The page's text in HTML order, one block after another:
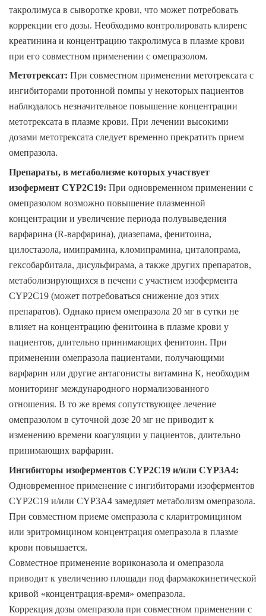
такролимуса в сыворотке крови, что может потребовать
коррекции его дозы. Необходимо контролировать клиренс
креатинина и концентрацию такролимуса в плазме крови
при его совместном применении с омепразолом.
Метотрексат: При совместном применении метотрексата с
ингибиторами протонной помпы у некоторых пациентов
наблюдалось незначительное повышение концентрации
метотрексата в плазме крови. При лечении высокими
дозами метотрексата следует временно прекратить прием
омепразола.
Препараты, в метаболизме которых участвует
изофермент CYP2C19: При одновременном применении с
омепразолом возможно повышение плазменной
концентрации и увеличение периода полувыведения
варфарина (R-варфарина), диазепама, фенитоина,
цилостазола, имипрамина, кломипрамина, циталопрама,
гексобарбитала, дисульфирама, а также других препаратов,
метаболизирующихся в печени с участием изофермента
CYP2C19 (может потребоваться снижение доз этих
препаратов). Однако прием омепразола 20 мг в сутки не
влияет на концентрацию фенитоина в плазме крови у
пациентов, длительно принимающих фенитоин. При
применении омепразола пациентами, получающими
варфарин или другие антагонисты витамина К, необходим
мониторинг международного нормализованного
отношения. В то же время сопутствующее лечение
омепразолом в суточной дозе 20 мг не приводит к
изменению времени коагуляции у пациентов, длительно
принимающих варфарин.
Ингибиторы изоферментов CYP2C19 и/или CYP3A4:
Одновременное применение с ингибиторами изоферментов
CYP2C19 и/или CYP3A4 замедляет метаболизм омепразола.
При совместном приеме омепразола с кларитромицином
или эритромицином концентрация омепразола в плазме
крови повышается.
Совместное применение вориконазола и омепразола
приводит к увеличению площади под фармакокинетической
кривой «концентрация-время» омепразола.
Коррекция дозы омепразола при совместном применении с